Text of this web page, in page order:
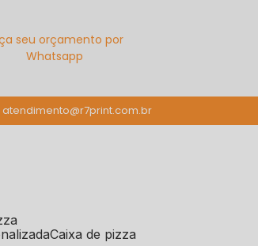
seu orçamento por
Whatsapp
atendimento@r7print.com.br
caixa de pizza